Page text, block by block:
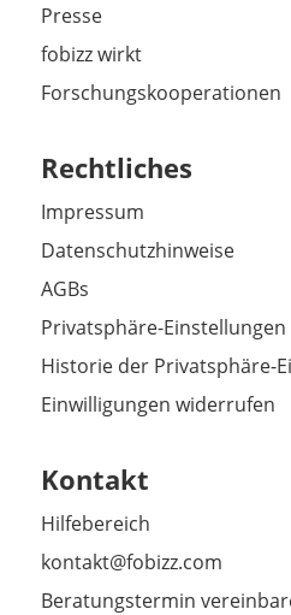
Presse
fobizz wirkt
Forschungskooperationen
Rechtliches
Impressum
Datenschutzhinweise
AGBs
Privatsphäre-
Historie der Privatsphäre-
Einwilligungen widerrufen
Kontakt
Hilfebereich
kontakt@fobizz.com
Beratungstermin